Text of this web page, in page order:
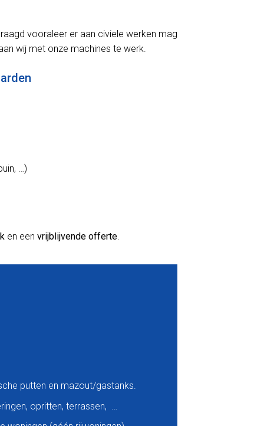
vooraleer er aan civiele werken mag
wij met onze machines te werk.
…)
en een vrijblijvende offerte.
putten en mazout/gastanks.
opritten, terrassen, …